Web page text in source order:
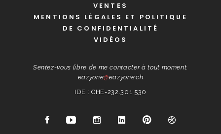
VENTES
MENTIONS LÉGALES ET POLITIQUE
DE CONFIDENTIALITÉ
VIDÉOS
Sentez-vous libre de me contacter à tout moment.
eazyone@eazyone.ch
IDE : CHE-232.301.530